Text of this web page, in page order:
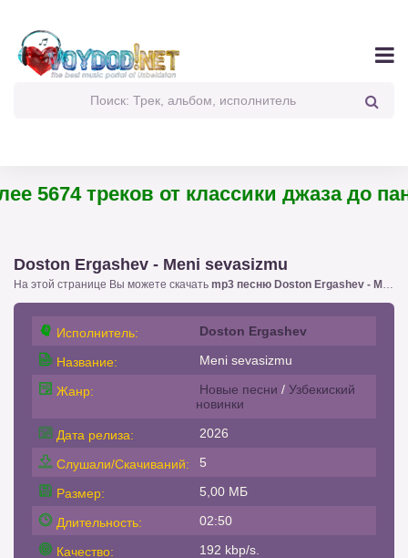
треков от классики джаза до панк-
Doston Ergashev - Meni sevasizmu
На этой странице Вы можете скачать mp3 песню Doston Ergashev - Meni sevasizmu
Исполнитель: Doston Ergashev
Название: Meni sevasizmu
Жанр: Новые песни / Узбекиский
новинки
Дата релиза: 2026
Слушали/Скачиваний: 5
Размер: 5,00 МБ
Длительность: 02:50
Качество: 192 kbp/s.